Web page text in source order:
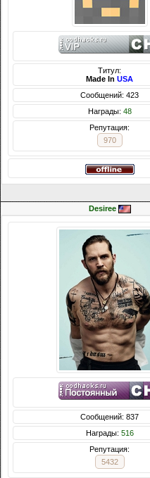
Титул:
Made In USA
Сообщений: 423
Награды: 48
Репутация:
970
Desiree
Сообщений: 837
Награды: 516
Репутация:
5432